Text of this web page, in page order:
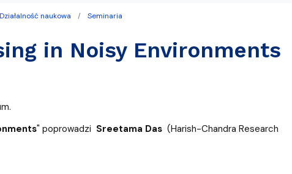
studenckiej WMFiI
Działalność naukowa
Seminaria
in Noisy Environments
" poprowadzi Sreetama Das(Harish-Chandra Research